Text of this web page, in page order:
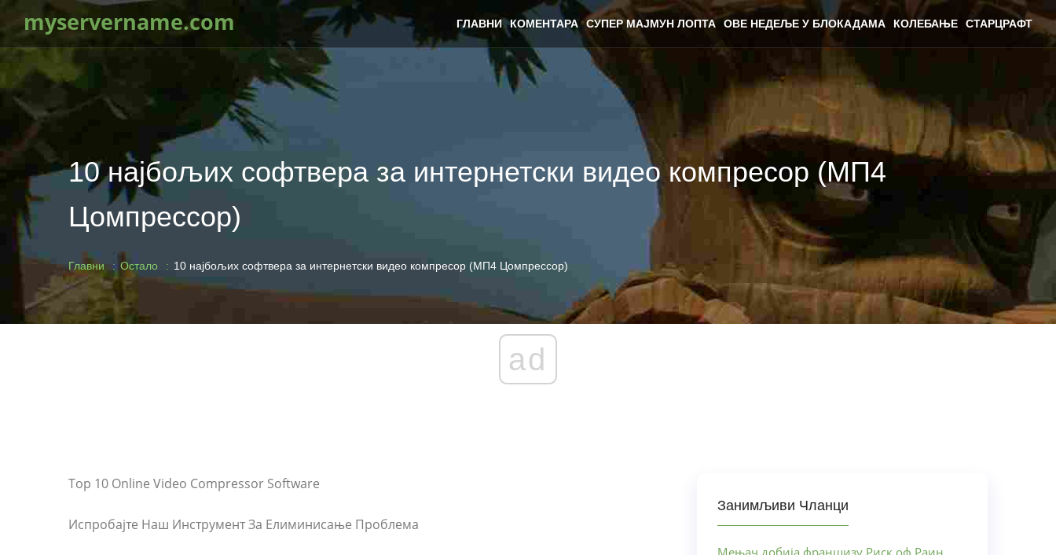
myservername.com ГЛАВНИ КОМЕНТАРА СУПЕР МАЈМУН ЛОПТА ОВЕ НЕДЕЉЕ У БЛОКАДАМА КОЛЕБАЊЕ СТАРЦРАФТ
10 најбољих софтвера за интернетски видео компресор (МП4
Цомпрессор)
Главни Остало 10 најбољих софтвера за интернетски видео компресор (МП4 Цомпрессор)
ad
Top 10 Online Video Compressor Software
Испробајте Наш Инструмент За Елиминисање Проблема
Занимљиви Чланци
Мењач добија франшизу Риск оф Раин